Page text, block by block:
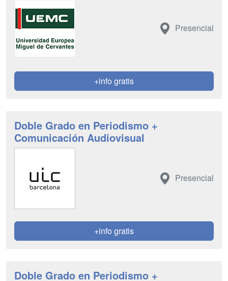
Presencial
+info gratis
Doble Grado en Periodismo +
Comunicación Audiovisual
Presencial
+info gratis
Doble Grado en Periodismo +